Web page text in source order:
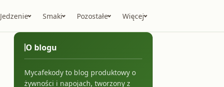
Jedzenie Smaki Pozostałe Więcej
O blogu
Mycafekody to blog produktowy o
żywności i napojach, tworzony z